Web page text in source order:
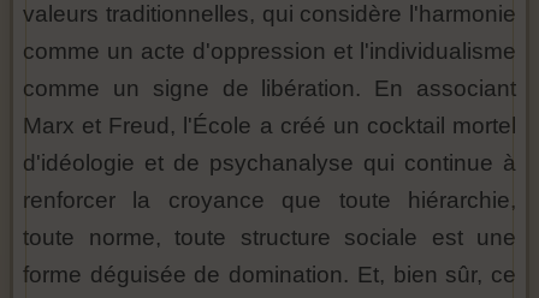
valeurs traditionnelles, qui considère l'harmonie
comme un acte d'oppression et l'individualisme
comme un signe de libération. En associant
Marx et Freud, l'École a créé un cocktail mortel
d'idéologie et de psychanalyse qui continue à
renforcer la croyance que toute hiérarchie,
toute norme, toute structure sociale est une
forme déguisée de domination. Et, bien sûr, ce